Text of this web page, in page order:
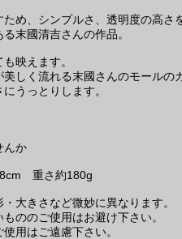
め、シンプルさ、透明度の高
末國清吉さんの作品。
映えます。
しく流れる末國さんのモールの
うっとりします。
んか
重さ約180g
大きさなど微妙に異なります。
ののご使用はお避け下さい。
用はご遠慮下さい。